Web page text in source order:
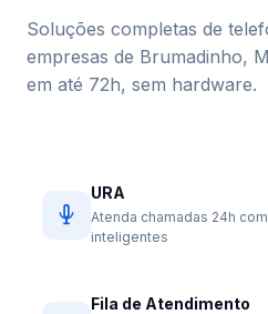
Soluções completas de
empresas de Brumadinho,
em até 72h, sem hardware.
URA
Atenda chamadas 24h
inteligentes
Fila de Atendimento